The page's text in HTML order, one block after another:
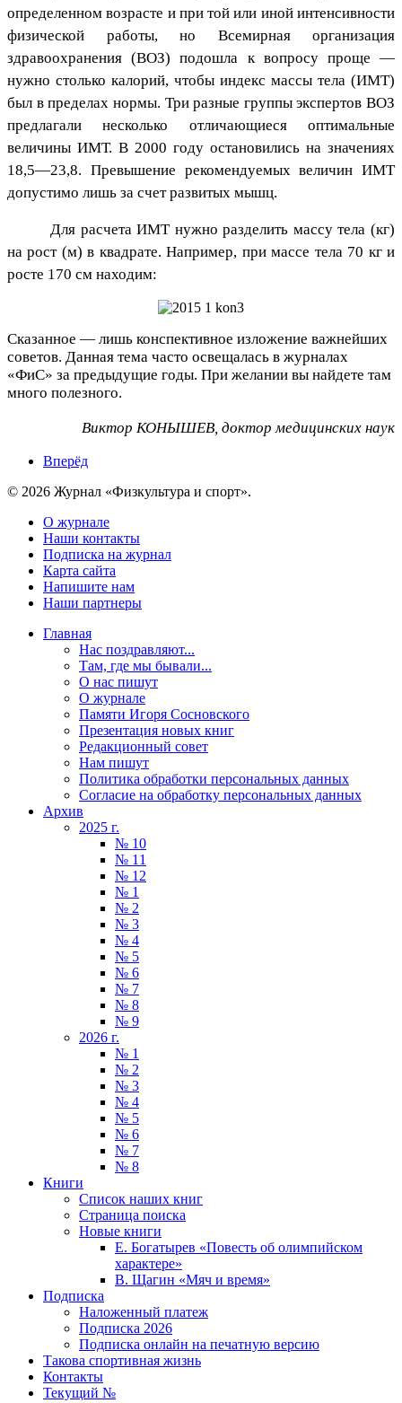
определенном возрасте и при той или иной интенсивности
физической работы, но Всемирная организация
здравоохранения (ВОЗ) подошла к вопросу проще —
нужно столько калорий, чтобы индекс массы тела (ИМТ)
был в пределах нормы. Три разные группы экспертов ВОЗ
предлагали несколько отличающиеся оптимальные
величины ИМТ. В 2000 году остановились на значениях
18,5—23,8. Превышение рекомендуемых величин ИМТ
допустимо лишь за счет развитых мышц.
Для расчета ИМТ нужно разделить массу тела (кг)
на рост (м) в квадрате. Например, при массе тела 70 кг и
росте 170 см находим:
Сказанное — лишь конспективное изложение важнейших
советов. Данная тема часто освещалась в журналах
«ФиС» за предыдущие годы. При желании вы найдете там
много полезного.
Виктор КОНЫШЕВ, доктор медицинских наук
Вперёд
© 2026 Журнал «Физкультура и спорт».
О журнале
Наши контакты
Подписка на журнал
Карта сайта
Напишите нам
Наши партнеры
Главная
Нас поздравляют...
Там, где мы бывали...
О нас пишут
О журнале
Памяти Игоря Сосновского
Презентация новых книг
Редакционный совет
Нам пишут
Политика обработки персональных данных
Согласие на обработку персональных данных
Архив
2025 г.
№ 10
№ 11
№ 12
№ 1
№ 2
№ 3
№ 4
№ 5
№ 6
№ 7
№ 8
№ 9
2026 г.
№ 1
№ 2
№ 3
№ 4
№ 5
№ 6
№ 7
№ 8
Книги
Список наших книг
Страница поиска
Новые книги
Е. Богатырев «Повесть об олимпийском
характере»
В. Щагин «Мяч и время»
Подписка
Наложенный платеж
Подписка 2026
Подписка онлайн на печатную версию
Такова спортивная жизнь
Контакты
Текущий №